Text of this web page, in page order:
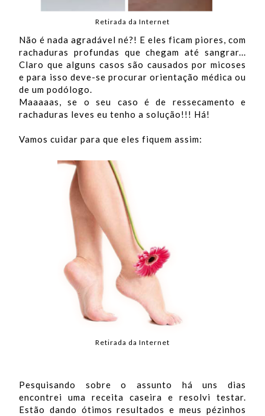
Retirada da Internet
Não é nada agradável né?! E eles ficam piores, com
rachaduras profundas que chegam até sangrar...
Claro que alguns casos são causados por micoses
e para isso deve-se procurar orientação médica ou
de um podólogo.
Maaaaas, se o seu caso é de ressecamento e
rachaduras leves eu tenho a solução!!! Há!
Vamos cuidar para que eles fiquem assim:
Retirada da Internet
Pesquisando sobre o assunto há uns dias
encontrei uma receita caseira e resolvi testar.
Estão dando ótimos resultados e meus pézinhos